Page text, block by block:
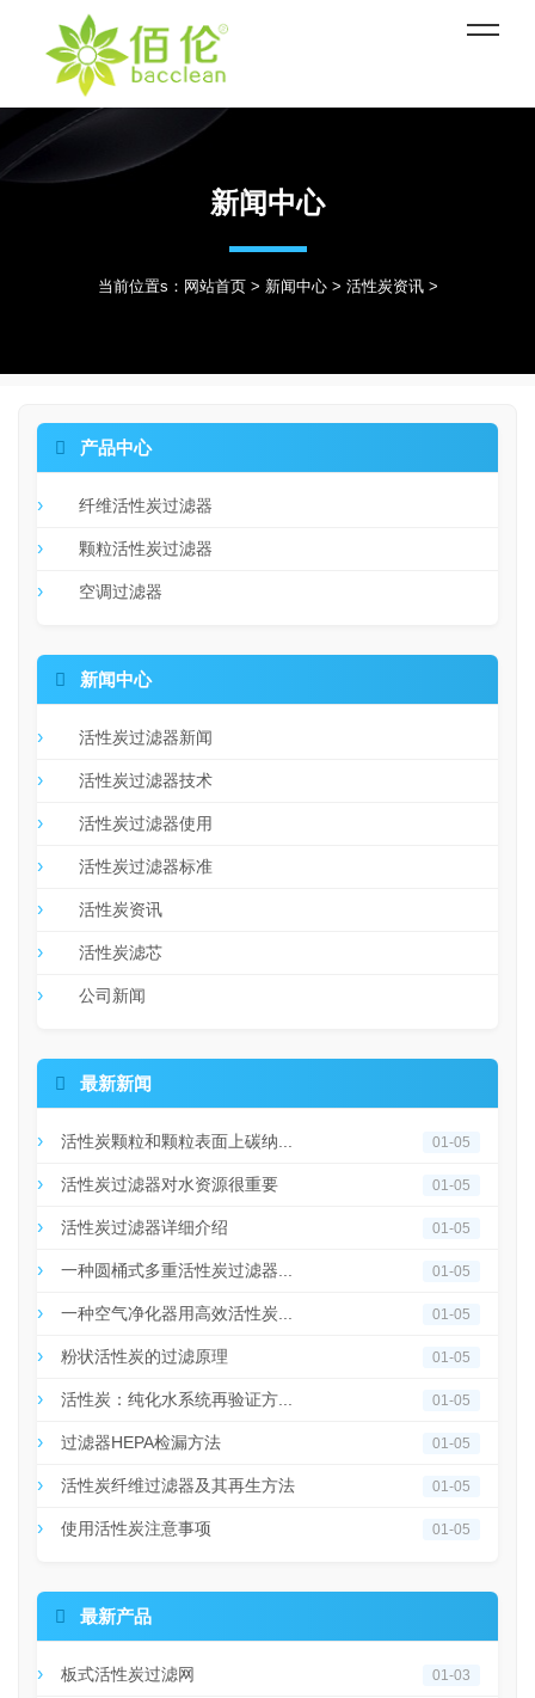
新闻中心
当前位置s： 网站首页> 新闻中心> 活性炭资讯>
 产品中心
纤维活性炭过滤器
颗粒活性炭过滤器
空调过滤器
 新闻中心
活性炭过滤器新闻
活性炭过滤器技术
活性炭过滤器使用
活性炭过滤器标准
活性炭资讯
活性炭滤芯
公司新闻
 最新新闻
活性炭颗粒和颗粒表面上碳纳... 01-05
活性炭过滤器对水资源很重要 01-05
活性炭过滤器详细介绍 01-05
一种圆桶式多重活性炭过滤器... 01-05
一种空气净化器用高效活性炭... 01-05
粉状活性炭的过滤原理 01-05
活性炭：纯化水系统再验证方... 01-05
过滤器HEPA检漏方法 01-05
活性炭纤维过滤器及其再生方法 01-05
使用活性炭注意事项 01-05
 最新产品
板式活性炭过滤网 01-03